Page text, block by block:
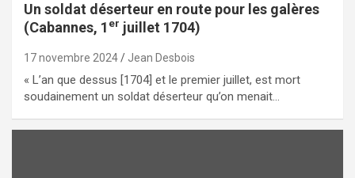
Un soldat déserteur en route pour les galères
(Cabannes, 1 er juillet 1704)
17 novembre 2024 Jean Desbois
« L’an que dessus [1704] et le premier juillet, est mort
soudainement un soldat déserteur qu’on menait…